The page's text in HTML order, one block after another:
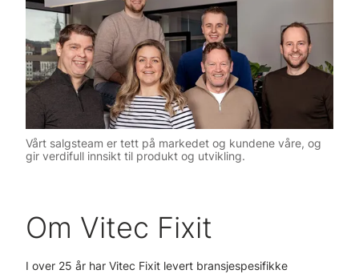
Vårt salgsteam er tett på markedet og kundene våre, og
gir verdifull innsikt til produkt og utvikling.
Om Vitec Fixit
I over 25 år har Vitec Fixit levert bransjespesifikke